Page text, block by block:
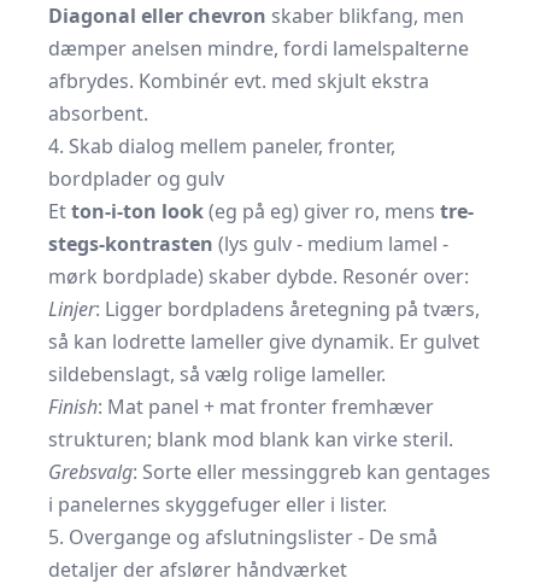
Diagonal eller chevron skaber blikfang, men
dæmper anelsen mindre, fordi lamelspalterne
afbrydes. Kombinér evt. med skjult ekstra
absorbent.
4. Skab dialog mellem paneler, fronter,
bordplader og gulv
Etton-i-ton look(eg på eg) giver ro, mens tre-
stegs-kontrasten (lys gulv - medium lamel -
mørk bordplade) skaber dybde. Resonér over:
Linjer: Ligger bordpladens åretegning på tværs,
så kan lodrette lameller give dynamik. Er gulvet
sildebenslagt, så vælg rolige lameller.
Finish: Mat panel + mat fronter fremhæver
strukturen; blank mod blank kan virke steril.
Grebsvalg: Sorte eller messinggreb kan gentages
i panelernes skyggefuger eller i lister.
5. Overgange og afslutningslister - De små
detaljer der afslører håndværket